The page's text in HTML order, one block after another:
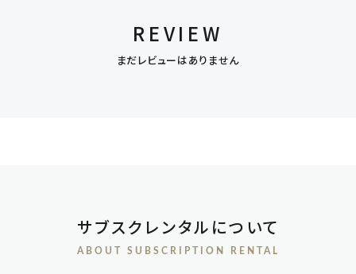
REVIEW
まだレビューはありません
サブスクレンタルについて
ABOUT SUBSCRIPTION RENTAL